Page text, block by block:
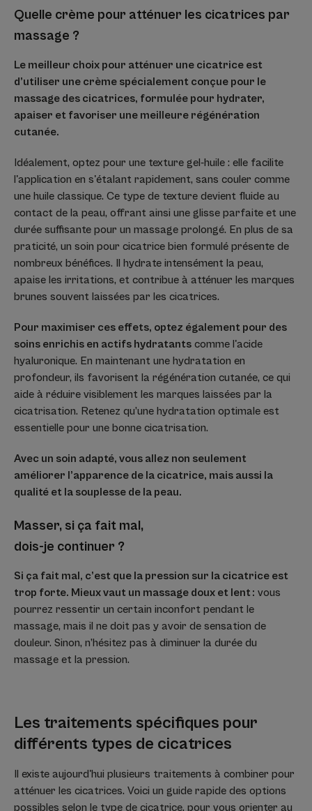
Quelle crème pour atténuer les cicatrices par
massage ?
Le meilleur choix pour atténuer une cicatrice est
d’utiliser une crème spécialement conçue pour le
massage des cicatrices, formulée pour hydrater,
apaiser et favoriser une meilleure régénération
cutanée.
Idéalement, optez pour une texture gel-huile : elle facilite
l'application en s'étalant rapidement, sans couler comme
une huile classique. Ce type de texture devient fluide au
contact de la peau, offrant ainsi une glisse parfaite et une
durée suffisante pour un massage prolongé. En plus de sa
praticité, un soin pour cicatrice bien formulé présente de
nombreux bénéfices. Il hydrate intensément la peau,
apaise les irritations, et contribue à atténuer les marques
brunes souvent laissées par les cicatrices.
Pour maximiser ces effets, optez également pour des
soins enrichis en actifs hydratants comme l'acide
hyaluronique. En maintenant une hydratation en
profondeur, ils favorisent la régénération cutanée, ce qui
aide à réduire visiblement les marques laissées par la
cicatrisation. Retenez qu’une hydratation optimale est
essentielle pour une bonne cicatrisation.
Avec un soin adapté, vous allez non seulement
améliorer l’apparence de la cicatrice, mais aussi la
qualité et la souplesse de la peau.
Masser, si ça fait mal,
dois-je continuer ?
Si ça fait mal, c’est que la pression sur la cicatrice est
trop forte. Mieux vaut un massage doux et lent : vous
pourrez ressentir un certain inconfort pendant le
massage, mais il ne doit pas y avoir de sensation de
douleur. Sinon, n’hésitez pas à diminuer la durée du
massage et la pression.
Les traitements spécifiques pour
différents types de cicatrices
Il existe aujourd'hui plusieurs traitements à combiner pour
atténuer les cicatrices. Voici un guide rapide des options
possibles selon le type de cicatrice, pour vous orienter au